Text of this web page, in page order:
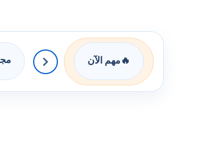
🔥 مهم الآن